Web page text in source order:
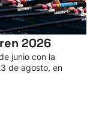
2026
junio con la
de agosto, en